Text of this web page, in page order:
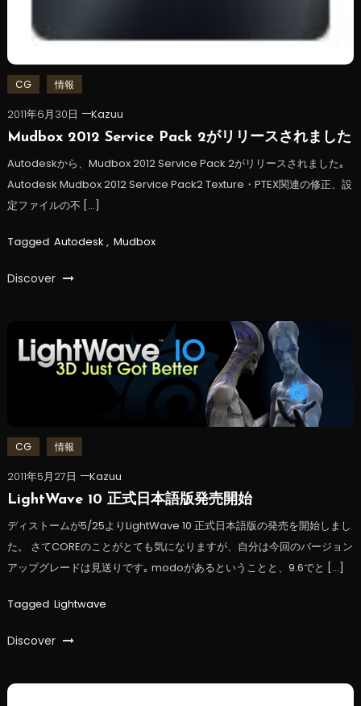
CG 情報
2011年6月30日
Kazuu
Mudbox 2012 Service Pack 2がリリースされました
Autodeskから、Mudbox 2012 Service Pack 2がリリースされました｡
Autodesk Mudbox 2012 Service Pack2 Texture・PTEX関連の修正、設
定ファイルの不 […]
Tagged Autodesk , Mudbox
Discover
CG 情報
2011年5月27日
Kazuu
LightWave 10 正式日本語版発売開始
ディストームが5/25よりLightWave 10 正式日本語版の発売を開始しまし
た。 さてCOREのことがとても気になりますが、自分は今回のバージョン
アップグレードは見送りです｡ modoがあるということと、9.6でと […]
Tagged Lightwave
Discover